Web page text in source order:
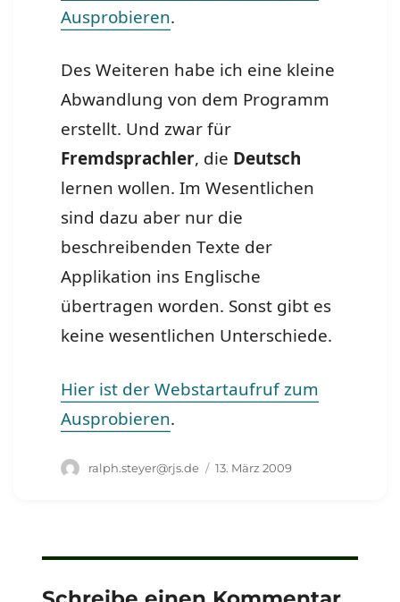
Ausprobieren.
Des Weiteren habe ich eine kleine
Abwandlung von dem Programm
erstellt. Und zwar für
Fremdsprachler, die Deutsch
lernen wollen. Im Wesentlichen
sind dazu aber nur die
beschreibenden Texte der
Applikation ins Englische
übertragen worden. Sonst gibt es
keine wesentlichen Unterschiede.
Hier ist der Webstartaufruf zum
Ausprobieren.
Autor
ralph.steyer@rjs.de
Veröffentlicht
13. März 2009